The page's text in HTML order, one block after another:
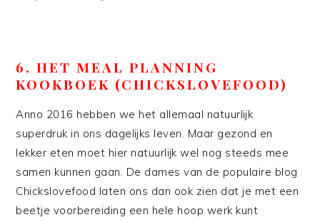
6. HET MEAL PLANNING
KOOKBOEK (CHICKSLOVEFOOD)
Anno 2016 hebben we het allemaal natuurlijk
superdruk in ons dagelijks leven. Maar gezond en
lekker eten moet hier natuurlijk wel nog steeds mee
samen kunnen gaan. De dames van de populaire blog
Chickslovefood laten ons dan ook zien dat je met een
beetje voorbereiding een hele hoop werk kunt